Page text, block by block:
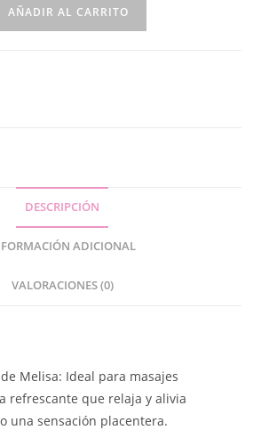
AÑADIR AL CARRITO
DESCRIPCIÓN
ADICIONAL
VALORACIONES (0)
Melisa: Ideal para masajes
refrescante que relaja y alivia
una sensación placentera.